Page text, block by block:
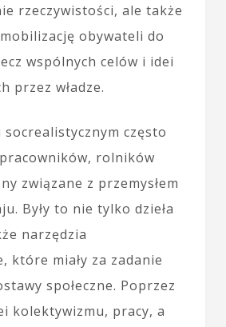
rzeczywistości, ale także
obywateli do
wspólnych celów i idei
przez władze.
często
rolników
związane z przemysłem
Były to nie tylko dzieła
narzędzia
które miały za zadanie
społeczne. Poprzez
kolektywizmu, pracy, a